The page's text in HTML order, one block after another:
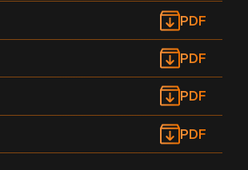
PDF
PDF
PDF
PDF